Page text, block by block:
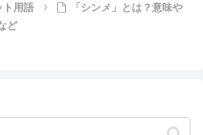
ト用語
「シンメ」とは？意味や
ど